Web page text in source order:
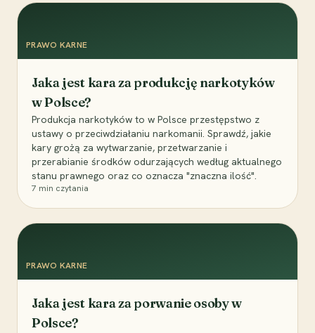
PRAWO KARNE
Jaka jest kara za produkcję narkotyków
w Polsce?
Produkcja narkotyków to w Polsce przestępstwo z
ustawy o przeciwdziałaniu narkomanii. Sprawdź, jakie
kary grożą za wytwarzanie, przetwarzanie i
przerabianie środków odurzających według aktualnego
stanu prawnego oraz co oznacza "znaczna ilość".
7 min czytania
PRAWO KARNE
Jaka jest kara za porwanie osoby w
Polsce?